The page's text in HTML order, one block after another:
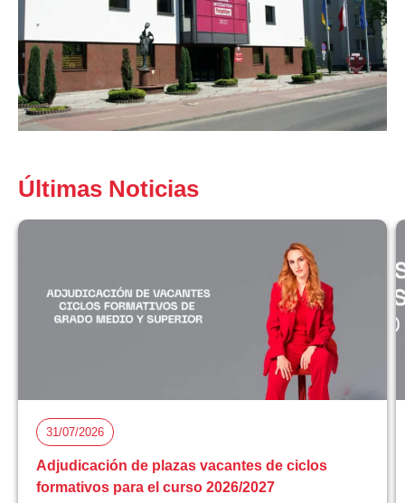
Últimas Noticias
31/07/2026
Adjudicación de plazas vacantes de ciclos
formativos para el curso 2026/2027